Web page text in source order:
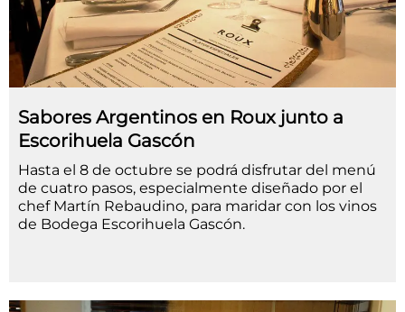
Sabores Argentinos en Roux junto a
Escorihuela Gascón
Hasta el 8 de octubre se podrá disfrutar del menú
de cuatro pasos, especialmente diseñado por el
chef Martín Rebaudino, para maridar con los vinos
de Bodega Escorihuela Gascón.